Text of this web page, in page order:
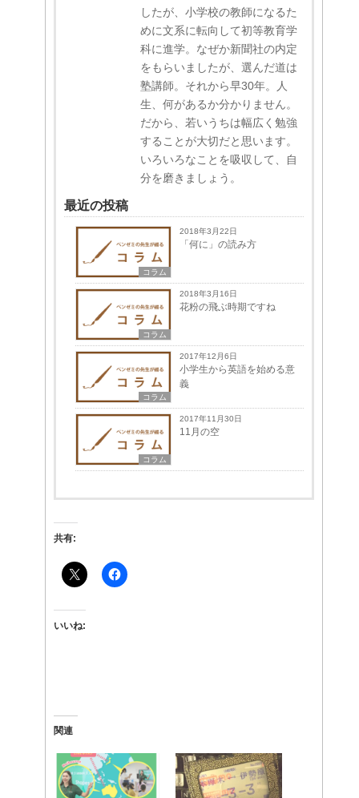
したが、小学校の教師になるた
めに文系に転向して初等教育学
科に進学。なぜか新聞社の内定
をもらいましたが、選んだ道は
塾講師。それから早30年。人
生、何があるか分かりません。
だから、若いうちは幅広く勉強
することが大切だと思います。
いろいろなことを吸収して、自
分を磨きましょう。
最近の投稿
コラム
2018年3月22日
「何に」の読み方
コラム
2018年3月16日
花粉の飛ぶ時期ですね
コラム
2017年12月6日
小学生から英語を始める意
義
コラム
2017年11月30日
11月の空
共有:
いいね:
関連